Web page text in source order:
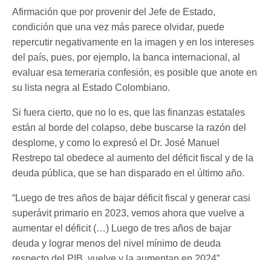
Afirmación que por provenir del Jefe de Estado,
condición que una vez más parece olvidar, puede
repercutir negativamente en la imagen y en los intereses
del país, pues, por ejemplo, la banca internacional, al
evaluar esa temeraria confesión, es posible que anote en
su lista negra al Estado Colombiano.
Si fuera cierto, que no lo es, que las finanzas estatales
están al borde del colapso, debe buscarse la razón del
desplome, y como lo expresó el Dr. José Manuel
Restrepo tal obedece al aumento del déficit fiscal y de la
deuda pública, que se han disparado en el último año.
“Luego de tres años de bajar déficit fiscal y generar casi
superávit primario en 2023, vemos ahora que vuelve a
aumentar el déficit (…) Luego de tres años de bajar
deuda y lograr menos del nivel mínimo de deuda